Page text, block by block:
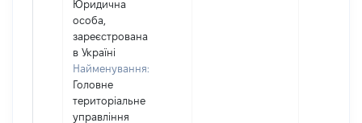
Юридична
особа,
зареєстрована
в Україні
Найменування:
Головне
територіальне
управління